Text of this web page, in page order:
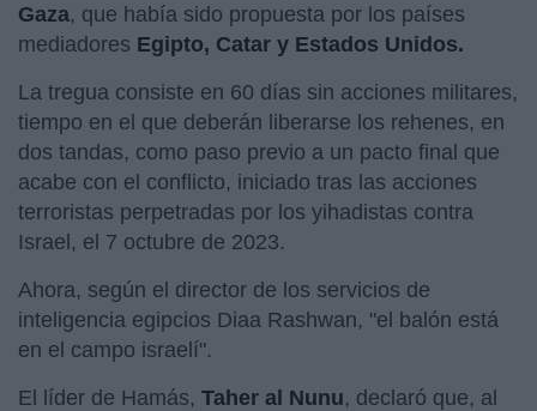
Gaza, que había sido propuesta por los países
mediadores Egipto, Catar y Estados Unidos.
La tregua consiste en 60 días sin acciones militares,
tiempo en el que deberán liberarse los rehenes, en
dos tandas, como paso previo a un pacto final que
acabe con el conflicto, iniciado tras las acciones
terroristas perpetradas por los yihadistas contra
Israel, el 7 octubre de 2023.
Ahora, según el director de los servicios de
inteligencia egipcios Diaa Rashwan, "el balón está
en el campo israelí".
El líder de Hamás, Taher al Nunu, declaró que, al